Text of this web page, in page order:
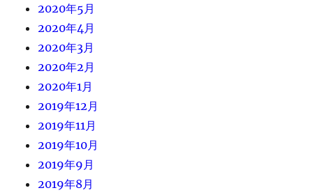
2020年5月
2020年4月
2020年3月
2020年2月
2020年1月
2019年12月
2019年11月
2019年10月
2019年9月
2019年8月